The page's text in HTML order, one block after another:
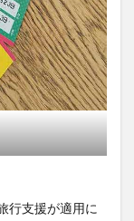
行支援が適用に